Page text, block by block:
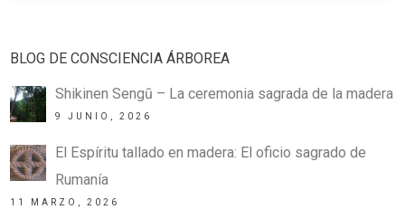
BLOG DE CONSCIENCIA ÁRBOREA
Shikinen Sengū – La ceremonia sagrada de la madera
9 JUNIO, 2026
El Espíritu tallado en madera: El oficio sagrado de
Rumanía
11 MARZO, 2026